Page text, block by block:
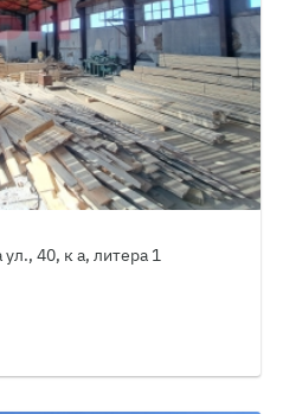
40, к а, литера 1